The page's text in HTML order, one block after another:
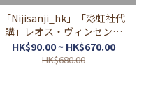
「Nijisanji_hk」「彩虹社代
購」レオス・ヴィンセント
Leos Vincent 誕生日 2026
GOODS
HK$90.00 ~ HK$670.00
HK$680.00